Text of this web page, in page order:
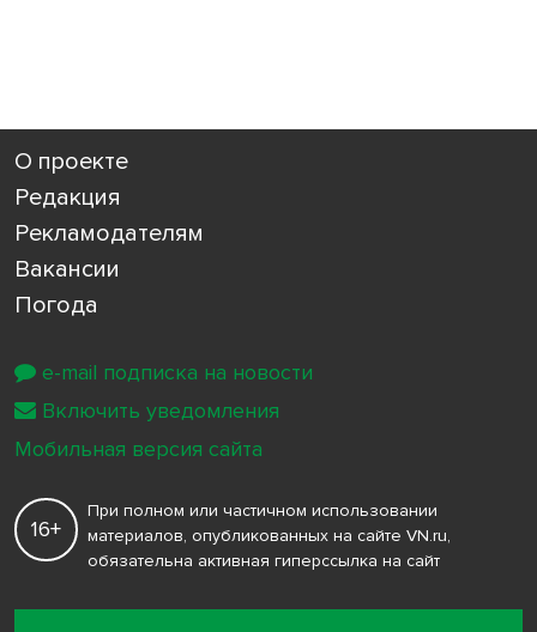
О проекте
Редакция
Рекламодателям
Вакансии
Погода
16+
При полном или частичном использовании
материалов, опубликованных на сайте VN.ru,
обязательна активная гиперссылка на сайт
e-mail подписка на новости
Включить уведомления
Мобильная версия сайта